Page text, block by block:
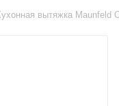
вытяжка Maunfeld